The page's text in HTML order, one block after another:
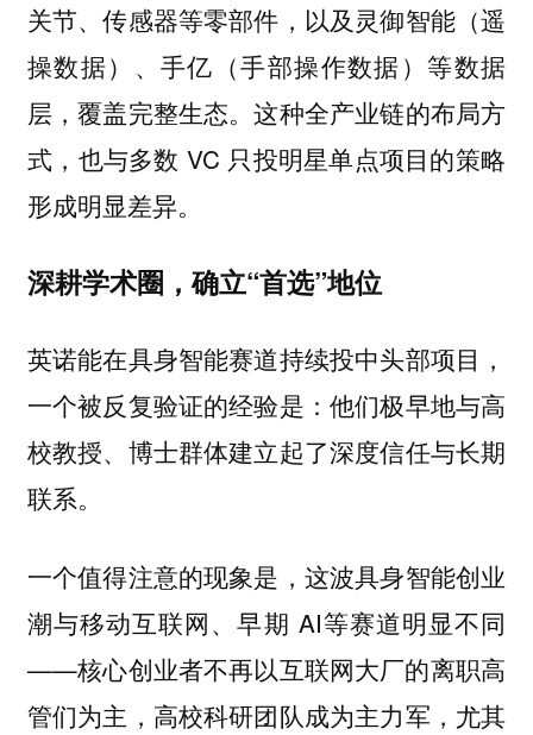
关节、传感器等零部件，以及灵御智能（遥
操数据）、手亿（手部操作数据）等数据
层，覆盖完整生态。这种全产业链的布局方
式，也与多数 VC 只投明星单点项目的策略
形成明显差异。
深耕学术圈，确立“首选”地位
英诺能在具身智能赛道持续投中头部项目，
一个被反复验证的经验是：他们极早地与高
校教授、博士群体建立起了深度信任与长期
联系。
一个值得注意的现象是，这波具身智能创业
潮与移动互联网、早期 AI等赛道明显不同
——核心创业者不再以互联网大厂的离职高
管们为主，高校科研团队成为主力军，尤其